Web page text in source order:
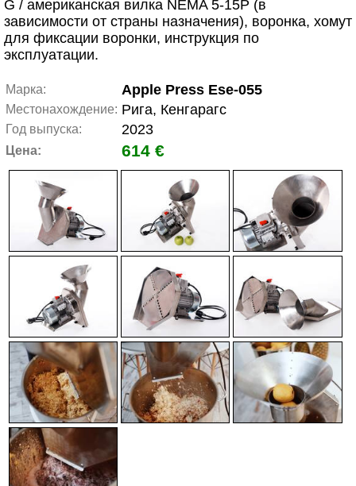
G / американская вилка NEMA 5-15P (в
зависимости от страны назначения), воронка, хомут
для фиксации воронки, инструкция по
эксплуатации.
Марка: Apple Press Ese-055
Местонахождение: Рига, Кенгарагс
Год выпуска: 2023
Цена: 614 €